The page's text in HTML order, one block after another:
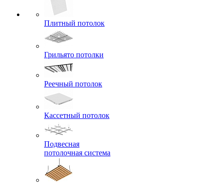
Плитный потолок
Грильято потолки
Реечный потолок
Кассетный потолок
Подвесная
потолочная система